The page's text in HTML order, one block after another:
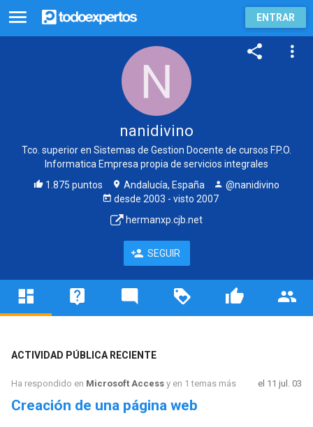
ENTRAR
nanidivino
Tco. superior en Sistemas de Gestion Docente de cursos F.P.O.
Informatica Empresa propia de servicios integrales
1.875 puntos
Andalucía, España
@nanidivino
desde 2003 - visto 2007
hermanxp.cjb.net
SEGUIR
ACTIVIDAD PÚBLICA RECIENTE
Ha respondido en Microsoft Accessy en 1 temas más el 11 jul. 03
Creación de una página web